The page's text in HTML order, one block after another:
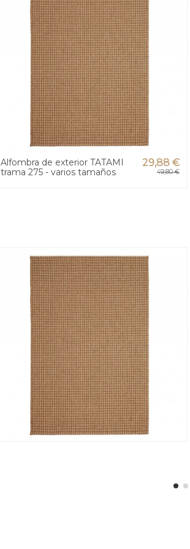
Alfombra de exterior TATAMI
trama 275 - varios tamaños
29,88 €
49,80 €